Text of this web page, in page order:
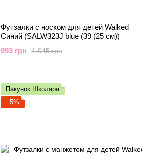
Футзалки с носком для детей Walked
Синий (SALW323J blue (39 (25 см))
1 045 грн
993 грн
Пакунок Школяра
−5%